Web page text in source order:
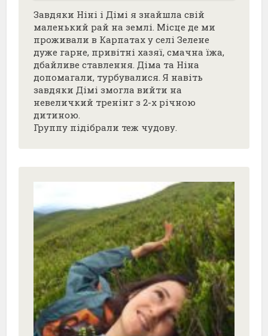
Завдяки Ніні і Дімі я знайшла свій
маленький рай на землі. Місце де ми
проживали в Карпатах у селі Зелене
дуже гарне, привітні хазяї, смачна їжа,
дбайливе ставлення. Діма та Ніна
допомагали, турбувалися. Я навіть
завдяки Дімі змогла вийти на
невеличкий тренінг з 2-х річною
дитиною.
Группу підібрали теж чудову.